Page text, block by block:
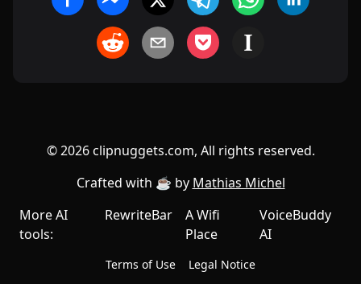
©2026clipnuggets.com, All rights reserved.
Crafted with ☕️ by Mathias Michel
More AI
tools:
RewriteBar
A Wifi
Place
VoiceBuddy
AI
Terms of Use Legal Notice